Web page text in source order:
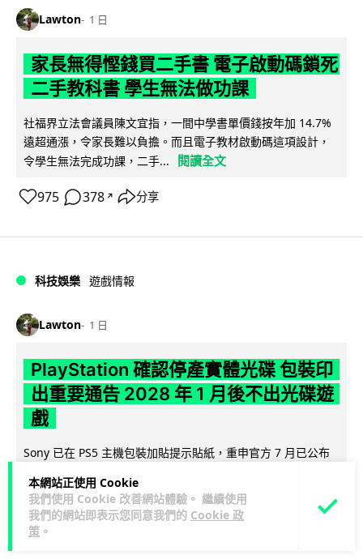
本網站正使用 Cookie
我們使用 Cookie 改善網站體驗。 繼續使用
我們的網站即表示您同意我們的 Cookie 政
策 。
Lawton 1 日
家長無得慳錢買二手書 電子啟動碼鎖死
二手教科書 學生無法做功課
社福界立法會議員陳文宜指，一間中學書單價錢按年加 14.7%
遠超通漲，令家長難以負擔。而且電子教材啟動碼這項設計，
令學生無法完成功課，二手...
閱讀全文
975 378 ↗ 分享
科技娛樂 遊戲情報
Lawton 1 日
PlayStation 確認停產實體光碟 包裝印
出重要通告 2028 年 1 月後不出光碟遊
戲
Sony 已在 PS5 主機包裝加貼提示貼紙，重申官方 7 月已公布
因此... 閱讀全文
175 78